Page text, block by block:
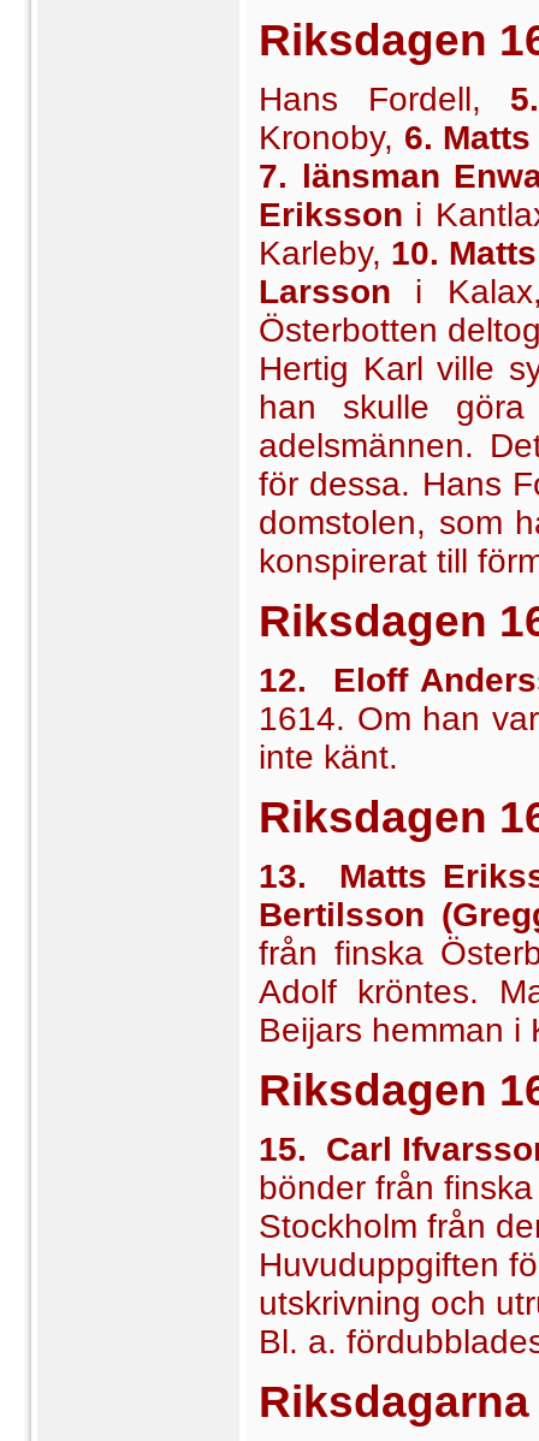
Riksdagen
Hans Fordell,
Kronoby, 6.
7. länsman
Eriksson i
Karleby, 10.
Larsson i
Österbotten
Hertig Karl ville
han skulle
adelsmännen.
för dessa. Hans
domstolen, som
konspirerat till
Riksdagen
12. Eloff
1614. Om han
inte känt.
Riksdagen
13. Matts
Bertilsson
från finska
Adolf kröntes.
Beijars hemman i
Riksdagen
15. Carl
bönder från
Stockholm från
Huvuduppgiften
utskrivning och
Bl. a.
Riksdagarna